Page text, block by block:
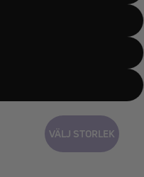
VÄLJ STORLEK